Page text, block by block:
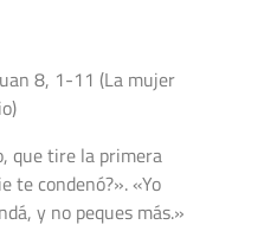
8, 1-11 (La mujer
que tire la primera
te condenó?». «Yo
y no peques más.»